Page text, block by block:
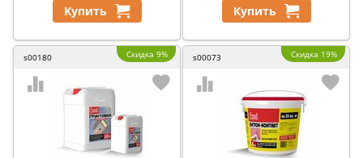
Купить Купить
s00180 Скидка 9% s00073 Скидка 19%